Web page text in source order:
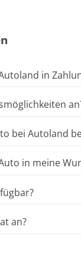
in
bei Autoland
in meine
an?